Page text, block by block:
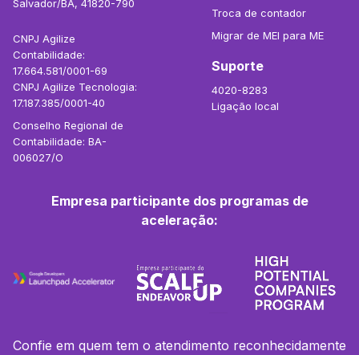
Salvador/BA, 41820-790
CNPJ Agilize
Contabilidade:
17.664.581/0001-69
CNPJ Agilize Tecnologia:
17.187.385/0001-40
Conselho Regional de
Contabilidade: BA-
006027/O
Troca de contador
Migrar de MEI para ME
Suporte
4020-8283
Ligação local
Empresa participante dos programas de
aceleração:
Confie em quem tem o atendimento reconhecidamente